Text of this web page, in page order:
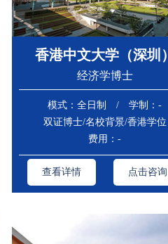
香港中文大学（深圳）
经济学博士
模式：全日制 / 学制：-
双证博士/名校背景/香港学位
费用：-
查看详情 点击咨询